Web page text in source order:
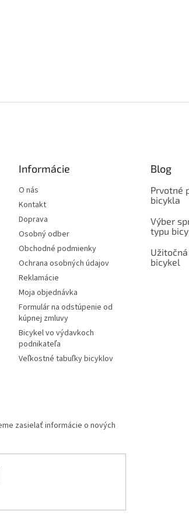
Informácie
O nás
Kontakt
Doprava
Osobný odber
Obchodné podmienky
Ochrana osobných údajov
Reklamácie
Moja objednávka
Formulár na odstúpenie od
kúpnej zmluvy
Bicykel vo výdavkoch
podnikateľa
Veľkostné tabuľky bicyklov
Blog
Prvotné
bicykla
Výber
typu
bicykel
zasielať informácie o nových